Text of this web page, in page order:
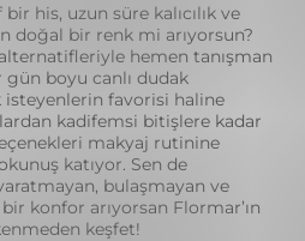
his, uzun süre kalıcılık ve
doğal bir renk mi arıyorsun?
hemen tanışman
boyu canlı dudak
favorisi haline
kadifemsi bitişlere kadar
makyaj rutinine
katıyor. Sen de
bulaşmayan ve
konfor arıyorsan Flormar’ın
keşfet!